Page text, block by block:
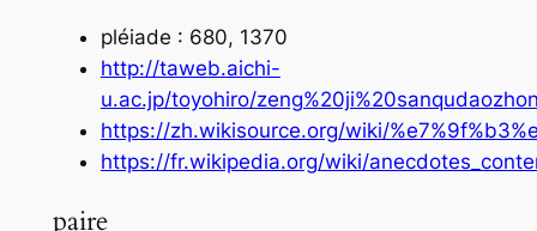
pléiade : 680, 1370
http://taweb.aichi-
u.ac.jp/toyohiro/
https://zh.wikisource.org/wiki/
https://fr.wikipedia.org/wiki/
paire